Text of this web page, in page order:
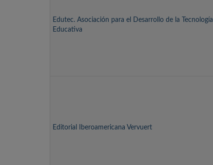
Edutec. Asociación para el Desarrollo de la Tecnología
Educativa
Editorial Iberoamericana Vervuert